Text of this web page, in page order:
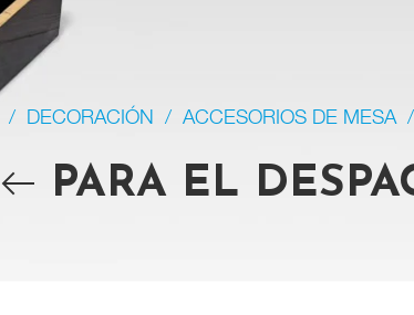
/ DECORACIÓN / ACCESORIOS DE MESA /
PARA EL